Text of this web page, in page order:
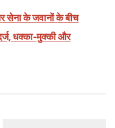
सेना के जवानों के बीच
धक्का-मुक्की और